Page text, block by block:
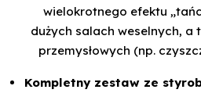
wielokrotnego efektu
dużych salach weselnych, a
przemysłowych (np.
Kompletny zestaw ze